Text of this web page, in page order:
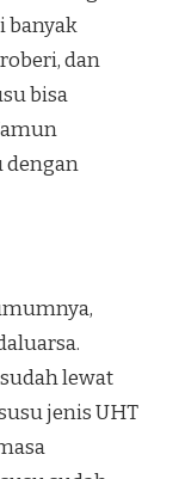
banyak
dan
bisa
dengan
lewat
jenis UHT